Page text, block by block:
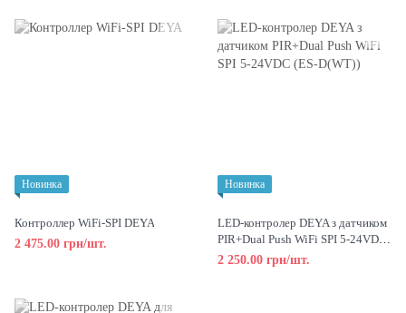
Новинка
Контроллер WiFi-SPI DEYA
2 475.00 грн/шт.
Новинка
LED-контролер DEYA з датчиком
PIR+Dual Push WiFi SPI 5-24VDC
(ES-D(WT))
2 250.00 грн/шт.